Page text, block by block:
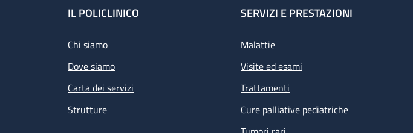
Footer
IL POLICLINICO
Chi siamo
Dove siamo
Carta dei servizi
Strutture
SERVIZI E PRESTAZIONI
Malattie
Visite ed esami
Trattamenti
Cure palliative pediatriche